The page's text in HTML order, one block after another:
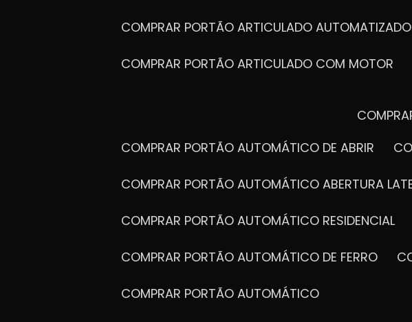
COMPRAR PORTÃO ARTICULADO AUTOMATIZADO
COMPRAR PORTÃO ARTICULADO COM MOTOR
COMPRAR PORTÃO AUTOMÁTICO DE ABRIR
COMPRAR PORTÃO AUTOMÁTICO ABERTURA
COMPRAR PORTÃO AUTOMÁTICO RESIDENCIAL
COMPRAR PORTÃO AUTOMÁTICO DE FERRO
COMPRAR PORTÃO AUTOMÁTICO